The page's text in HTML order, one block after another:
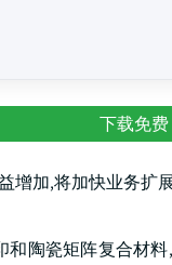
下载免费
加,将加快业务扩
陶瓷矩阵复合材